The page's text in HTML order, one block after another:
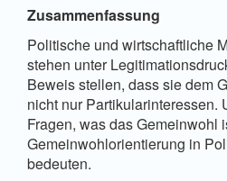
Zusammenfassung
Politische und wirtschaftliche
stehen unter
Beweis stellen, dass sie dem
nicht nur Partikularinteressen.
Fragen, was das Gemeinwohl
Gemeinwohlorientierung in
bedeuten.